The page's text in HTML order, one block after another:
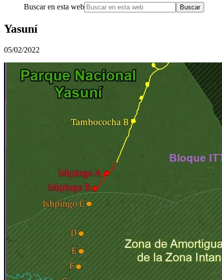
Buscar en esta web
Yasuní
05/02/2022